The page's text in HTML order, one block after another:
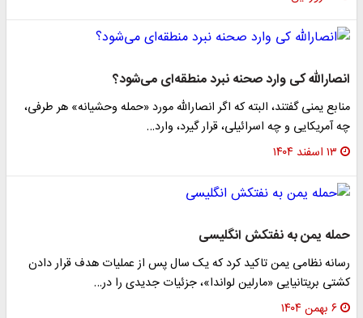
انصارالله کی وارد صحنه نبرد منطقه‌ای می‌شود؟
منابع یمنی گفتند، البته که اگر انصارالله مورد «حمله وحشیانه» هر طرفی،
چه آمریکایی و چه اسرائیلی، قرار گیرد، وارد…
۱۳ اسفند ۱۴۰۴
حمله یمن به نفتکش انگلیسی
رسانه‌ نظامی یمن تاکید کرد که یک سال پس از عملیات هدف قرار دادن
کشتی بریتانیایی «مارلین لواندا»، جزئیات جدیدی را در…
۶ بهمن ۱۴۰۴